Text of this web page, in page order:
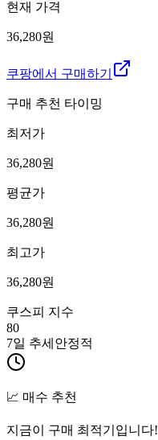
현재 가격
36,280원
쿠팡에서 구매하기
구매 추천 타이밍
최저가
36,280원
평균가
36,280원
최고가
36,280원
쿠스피 지수
80
7일 추세 안정적
📈 매수 추천
지금이 구매 최적기입니다!